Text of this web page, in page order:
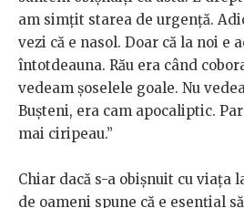
am simțit starea de urgență.
vezi că e nasol. Doar că la noi e
întotdeauna. Rău era când
vedeam șoselele goale. Nu
Bușteni, era cam apocaliptic.
mai ciripeau.”
Chiar dacă s-a obișnuit cu viața
de oameni spune că e esențial